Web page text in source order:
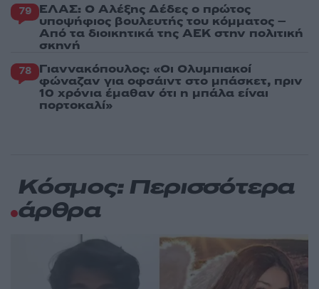
79 ΕΛΑΣ: Ο Αλέξης Δέδες ο πρώτος
υποψήφιος βουλευτής του κόμματος –
Από τα διοικητικά της ΑΕΚ στην πολιτική
σκηνή
78 Γιαννακόπουλος: «Οι Ολυμπιακοί
φώναζαν για οφσάιντ στο μπάσκετ, πριν
10 χρόνια έμαθαν ότι η μπάλα είναι
πορτοκαλί»
Κόσμος: Περισσότερα
άρθρα